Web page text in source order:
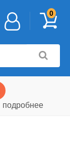
0
подробнее